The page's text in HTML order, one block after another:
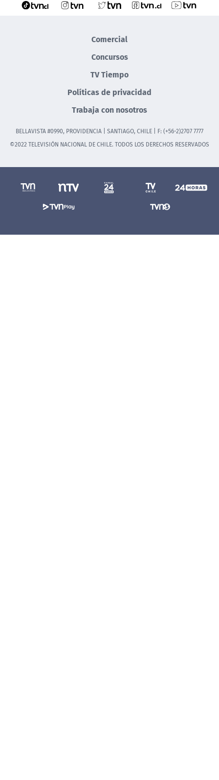
Comercial
Concursos
TV Tiempo
Políticas de privacidad
Trabaja con nosotros
BELLAVISTA #0990, PROVIDENCIA | SANTIAGO, CHILE | F: (+56-2)2707 7777
©2022 TELEVISIÓN NACIONAL DE CHILE. TODOS LOS DERECHOS RESERVADOS